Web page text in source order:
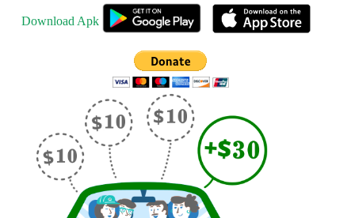
Download Apk